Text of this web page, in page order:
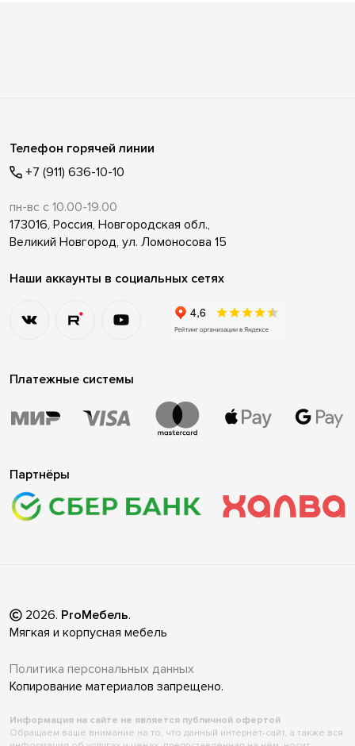
Телефон горячей линии
+7 (911) 636-10-10
пн-вс с 10.00-19.00
173016, Россия, Новгородская обл.,
Великий Новгород, ул. Ломоносова 15
Наши аккаунты в социальных сетях
Платежные системы
Партнёры
2026. ProМебель.
Мягкая и корпусная мебель
Политика персональных данных
Копирование материалов запрещено.
Информация на сайте не является публичной офертой
Обращаем ваше внимание на то, что данный интернет-сайт, а также вся